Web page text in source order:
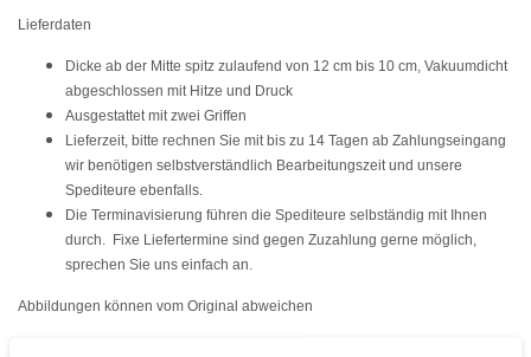
Lieferdaten
Dicke ab der Mitte spitz zulaufend von 12 cm bis 10 cm, Vakuumdicht
abgeschlossen mit Hitze und Druck
Ausgestattet mit zwei Griffen
Lieferzeit , bitte rechnen Sie mit bis zu 14 Tagen ab Zahlungseingang
wir benötigen selbstverständlich Bearbeitungszeit und unsere
Spediteure ebenfalls.
Die Terminavisierung führen die Spediteure selbständig mit Ihnen
durch. Fixe Liefertermine sind gegen Zuzahlung gerne möglich,
sprechen Sie uns einfach an.
Abbildungen können vom Original abweichen